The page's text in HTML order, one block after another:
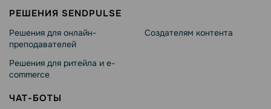
РЕШЕНИЯ SENDPULSE
Решения для онлайн-
преподавателей
Решения для ритейла и e-
commerce
Создателям контента
ЧАТ-БОТЫ